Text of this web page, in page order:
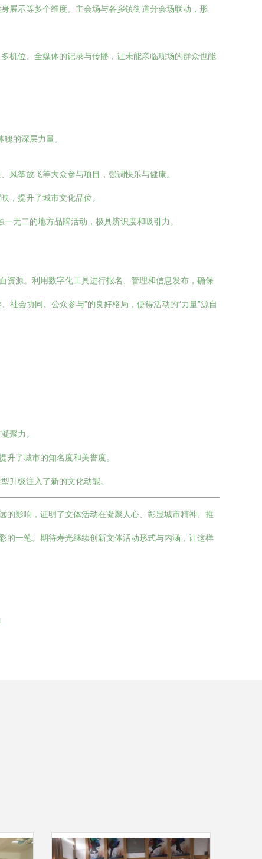
展示等多个维度。主会场与各乡镇街道分会场联动，形
机位、全媒体的记录与传播，让未能亲临现场的群众也能
的深层力量。
风筝放飞等大众参与项目，强调快乐与健康。
，提升了城市文化品位。
无二的地方品牌活动，极具辨识度和吸引力。
资源。利用数字化工具进行报名、管理和信息发布，确保
会协同、公众参与”的良好格局，使得活动的“力量”源自
聚力。
升了城市的知名度和美誉度。
升级注入了新的文化动能。
的影响，证明了文体活动在凝聚人心、彰显城市精神、推
的一笔。期待寿光继续创新文体活动形式与内涵，让这样